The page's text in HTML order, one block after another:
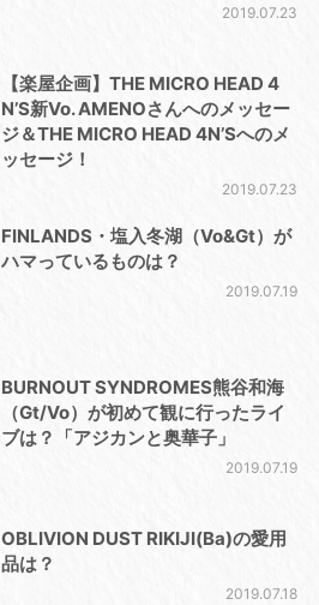
2019.07.23
【楽屋企画】THE MICRO HEAD 4
N’S新Vo. AMENOさんへのメッセー
ジ＆THE MICRO HEAD 4N’Sへのメ
ッセージ！
2019.07.23
FINLANDS・塩入冬湖（Vo&Gt）が
ハマっているものは？
2019.07.19
BURNOUT SYNDROMES熊谷和海
（Gt/Vo）が初めて観に行ったライ
ブは？「アジカンと奥華子」
2019.07.19
OBLIVION DUST RIKIJI(Ba)の愛用
品は？
2019.07.18